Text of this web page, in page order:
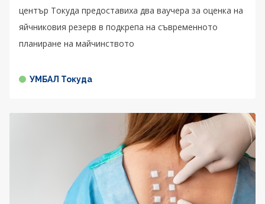
център Токуда предоставиха два ваучера за оценка на
яйчниковия резерв в подкрепа на съвременното
планиране на майчинството
УМБАЛ Токуда